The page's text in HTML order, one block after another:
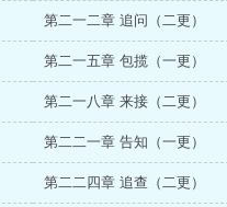
第二一二章 追问（二更）
第二一五章 包揽（一更）
第二一八章 来接（二更）
第二二一章 告知（一更）
第二二四章 追查（二更）